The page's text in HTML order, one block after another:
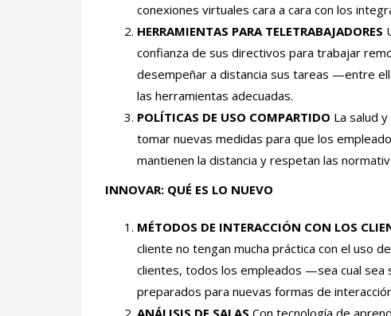
conexiones virtuales cara a cara con los
HERRAMIENTAS PARA TELETRABAJADORES
confianza de sus directivos para trabajar
desempeñar a distancia sus tareas —entre
las herramientas adecuadas.
POLÍTICAS DE USO COMPARTIDO La salud
tomar nuevas medidas para que los
mantienen la distancia y respetan las
INNOVAR: QUÉ ES LO NUEVO
MÉTODOS DE INTERACCIÓN CON LOS
cliente no tengan mucha práctica con el uso
clientes, todos los empleados —sea cual
preparados para nuevas formas de
ANÁLISIS DE SALAS Con tecnología de